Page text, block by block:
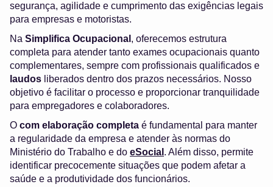
segurança, agilidade e cumprimento das exigências legais
para empresas e motoristas.
Na Simplifica Ocupacional , oferecemos estrutura
completa para atender tanto exames ocupacionais quanto
complementares, sempre com profissionais qualificados e
laudos liberados dentro dos prazos necessários. Nosso
objetivo é facilitar o processo e proporcionar tranquilidade
para empregadores e colaboradores.
O com elaboração completa é fundamental para manter
a regularidade da empresa e atender às normas do
Ministério do Trabalho e do eSocial . Além disso, permite
identificar precocemente situações que podem afetar a
saúde e a produtividade dos funcionários.